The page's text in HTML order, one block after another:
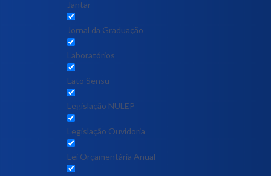
Jantar
Jornal da Graduação
Laboratórios
Lato Sensu
Legislação NULEP
Legislação Ouvidoria
Lei Orçamentária Anual